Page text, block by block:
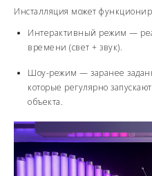
Инсталляция может
Интерактивный режим —
времени (свет + звук).
Шоу-режим — заранее
которые регулярно
объекта.